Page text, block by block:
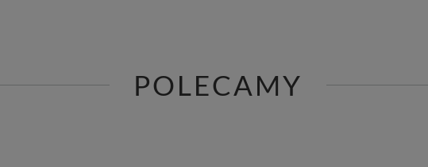
POLECAMY